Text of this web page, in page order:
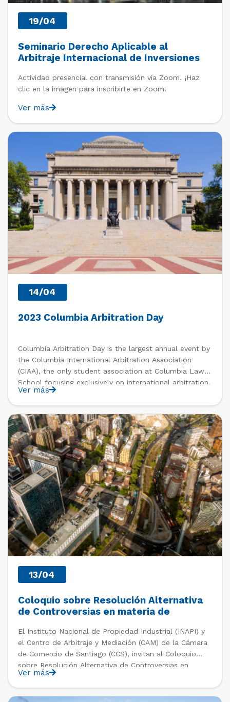
19/04
Seminario Derecho Aplicable al
Arbitraje Internacional de Inversiones
Actividad presencial con transmisión vía Zoom. ¡Haz
clic en la imagen para inscribirte en Zoom!
Ver más
14/04
2023 Columbia Arbitration Day
Columbia Arbitration Day is the largest annual event by
the Columbia International Arbitration Association
(CIAA), the only student association at Columbia Law
School focusing exclusively on international arbitration.
After two virtual editions, Columbia Arbitration Day is
scheduled to return to an in-person format on Friday,
April 14, 2023. The theme […]
Ver más
PAST EVENTS
13/04
Coloquio sobre Resolución Alternativa
de Controversias en materia de
El Instituto Nacional de Propiedad Industrial (INAPI) y
el Centro de Arbitraje y Mediación (CAM) de la Cámara
de Comercio de Santiago (CCS), invitan al Coloquio
sobre Resolución Alternativa de Controversias en
materia de Propiedad Intelectual. La actividad tendrá
lugar el jueves 13 de abril desde las 11:00 hrs. en […]
Ver más